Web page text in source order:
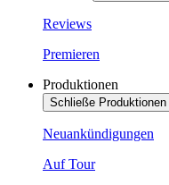
Reviews
Premieren
Produktionen
Schließe Produktionen
Neuankündigungen
Auf Tour